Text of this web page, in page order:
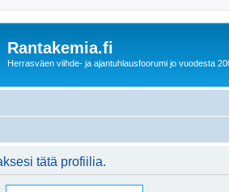
Rantakemia.fi
Herrasväen viihde- ja ajantuhlausfoorumi jo vuodesta
tätä profiilia.